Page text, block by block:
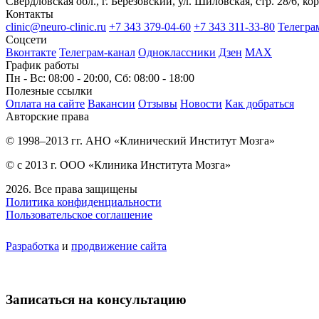
Контакты
clinic@neuro-clinic.ru +7 343 379-04-60 +7 343 311-33-80
Соцсети
Вконтакте Телеграм-канал Одноклассники Дзен МАХ
График работы
Пн - Вс: 08:00 - 20:00, Сб: 08:00 - 18:00
Полезные ссылки
Оплата на сайте Вакансии Отзывы Новости Как добраться
Авторские права
© 1998–2013 гг. АНО «Клинический Институт Мозга»
© с 2013 г. ООО «Клиника Института Мозга»
2026. Все права защищены
Политика конфиденциальности
Пользовательское соглашение
Разработка и продвижение сайта
Записаться на консультацию